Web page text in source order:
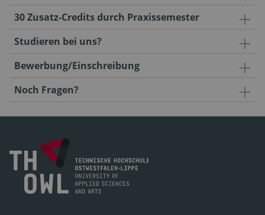
30 Zusatz-Credits durch Praxissemester
Studieren bei uns?
Bewerbung/Einschreibung
Noch Fragen?